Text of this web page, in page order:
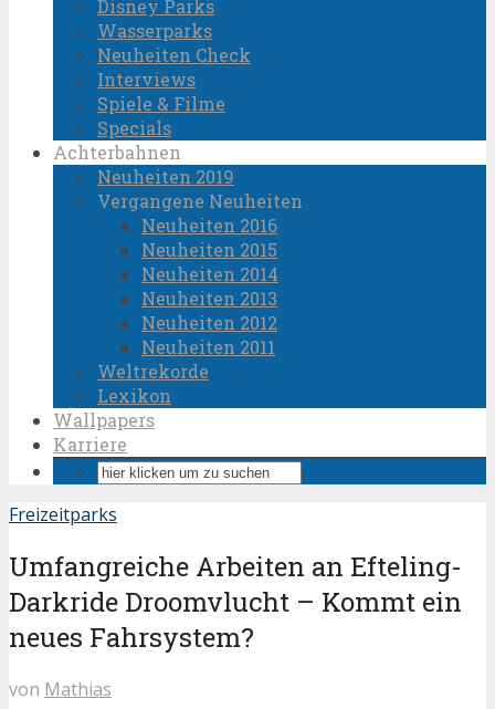
Disney Parks
Wasserparks
Neuheiten Check
Interviews
Spiele & Filme
Specials
Achterbahnen
Neuheiten 2019
Vergangene Neuheiten
Neuheiten 2016
Neuheiten 2015
Neuheiten 2014
Neuheiten 2013
Neuheiten 2012
Neuheiten 2011
Weltrekorde
Lexikon
Wallpapers
Karriere
Freizeitparks
Umfangreiche Arbeiten an Efteling-
Darkride Droomvlucht – Kommt ein
neues Fahrsystem?
von Mathias